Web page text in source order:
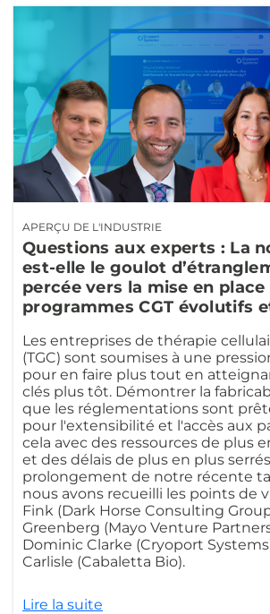
APERÇU DE L'INDUSTRIE
Questions aux experts : La
est-elle le goulot
percée vers la mise en place
programmes CGT évolutifs
Les entreprises de thérapie
(TGC) sont soumises à une
pour en faire plus tout en
clés plus tôt. Démontrer la
que les réglementations sont
pour l'extensibilité et l'accès aux
cela avec des ressources de plus
et des délais de plus en plus
prolongement de notre récente
nous avons recueilli les points de
Fink (Dark Horse Consulting
Greenberg (Mayo Venture
Dominic Clarke (Cryoport
Carlisle (Cabaletta Bio).
Lire la suite